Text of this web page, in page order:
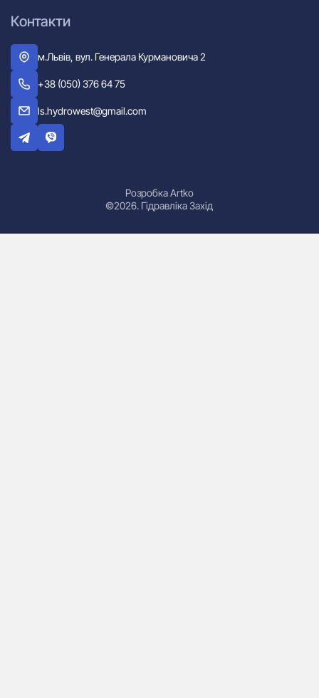
Контакти
м.Львів, вул. Генерала Курмановича 2
+38 (050) 376 64 75
ls.hydrowest@gmail.com
©2026. Гідравліка Захід
Розробка Artko